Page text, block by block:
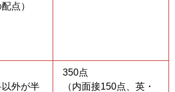
点）
以外が半
350点
（内面接150点、英・